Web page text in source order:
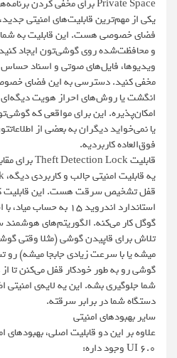
Private Space برای مخفی کردن برنامه‌ها و فایل‌های حساس
فضای خصوصی هست. این قابلیت به شما
و محافظت‌شده روی گوشی‌تون ایجاد
ویدیوها، فایل‌های صوتی و اسناد
مخفی کنید. دسترسی به این فضای
انگشت یا روش‌های احراز هویت دیگه‌ای
امکان‌پذیره. این برای مواقعی که
یا نمی‌خواید دیگران به بعضی از
فوق‌العاده کاربردیه.
قابلیت Theft Detection Lock برای مقابله با سرقت
قفل تشخیص سرقت هست. این قابلیت
استاندارد اندروید ۱۵
گوگل کار می‌کنه. الگوریتم‌های
تلاش برای قاپیدن گوشی (مثلا وقتی
میشه یا با سرعت زیادی جابجا میشه)
گوشی رو به طور خودکار قفل می‌کنن تا
شما جلوگیری بشه. این یه لایه‌ی امنیتی
دستگاه شما در برابر سرقته.
سایر بهبودهای امنیتی
UI 6.0 وجود داره: